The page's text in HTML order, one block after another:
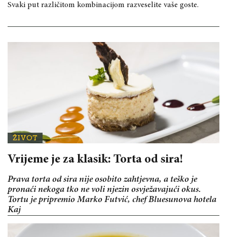
Svaki put različitom kombinacijom razveselite vaše goste.
ŽIVOT
Vrijeme je za klasik: Torta od sira!
Prava torta od sira nije osobito zahtjevna, a teško je
pronaći nekoga tko ne voli njezin osvježavajući okus.
Tortu je pripremio Marko Futvić, chef Bluesunova hotela
Kaj